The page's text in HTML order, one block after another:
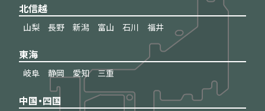
北信越
山梨 長野 新潟 富山 石川 福井
東海
岐阜 静岡 愛知 三重
中国・四国